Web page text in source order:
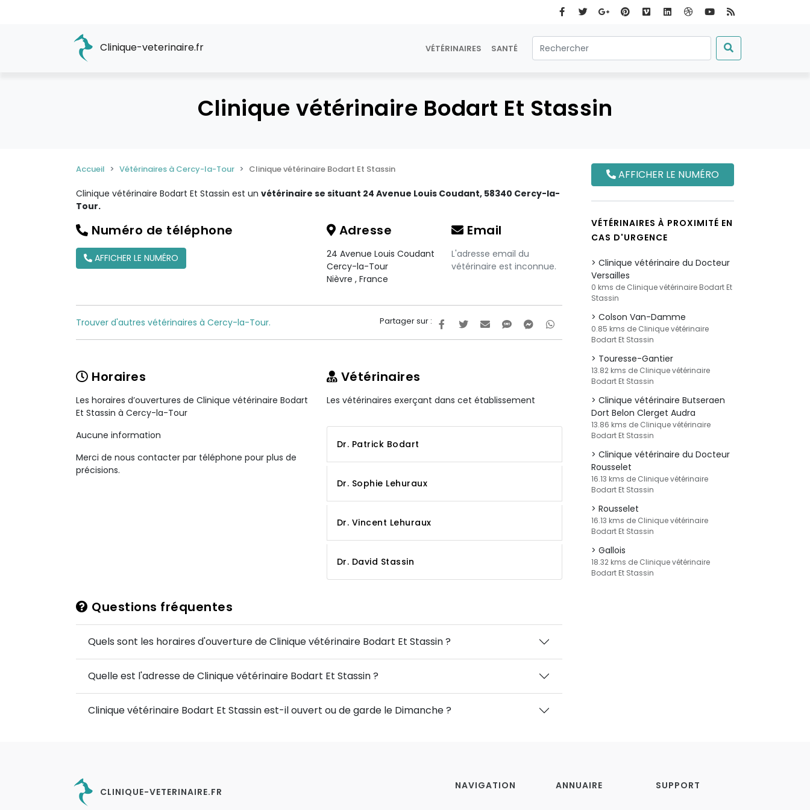
Clinique-veterinaire.fr VÉTÉRINAIRES SANTÉ
Clinique vétérinaire Bodart Et Stassin
Accueil Vétérinaires à Cercy-la-Tour Clinique vétérinaire Bodart Et Stassin
Clinique vétérinaire Bodart Et Stassin est un vétérinaire se situant 24 Avenue Louis Coudant, 58340 Cercy-la-
Tour.
Numéro de téléphone
AFFICHER LE NUMÉRO
Adresse
24 Avenue Louis Coudant
Cercy-la-Tour
Nièvre , France
Email
L'adresse email du
vétérinaire est inconnue.
Partager sur :
Trouver d'autres vétérinaires à Cercy-la-Tour.
Horaires
Les horaires d’ouvertures de Clinique vétérinaire Bodart
Et Stassin à Cercy-la-Tour
Aucune information
Merci de nous contacter par téléphone pour plus de
précisions.
Vétérinaires
Les vétérinaires exerçant dans cet établissement
Dr. Patrick Bodart
Dr. Sophie Lehuraux
Dr. Vincent Lehuraux
Dr. David Stassin
Questions fréquentes
Quels sont les horaires d'ouverture de Clinique vétérinaire Bodart Et Stassin ?
Quelle est l'adresse de Clinique vétérinaire Bodart Et Stassin ?
Clinique vétérinaire Bodart Et Stassin est-il ouvert ou de garde le Dimanche ?
AFFICHER LE NUMÉRO
VÉTÉRINAIRES À PROXIMITÉ EN
CAS D'URGENCE
Clinique vétérinaire du Docteur
Versailles
0 kms de Clinique vétérinaire Bodart Et
Stassin
Colson Van-Damme
0.85 kms de Clinique vétérinaire
Bodart Et Stassin
Touresse-Gantier
13.82 kms de Clinique vétérinaire
Bodart Et Stassin
Clinique vétérinaire Butseraen
Dort Belon Clerget Audra
13.86 kms de Clinique vétérinaire
Bodart Et Stassin
Clinique vétérinaire du Docteur
Rousselet
16.13 kms de Clinique vétérinaire
Bodart Et Stassin
Rousselet
16.13 kms de Clinique vétérinaire
Bodart Et Stassin
Gallois
18.32 kms de Clinique vétérinaire
Bodart Et Stassin
CLINIQUE-VETERINAIRE.FR
NAVIGATION ANNUAIRE SUPPORT